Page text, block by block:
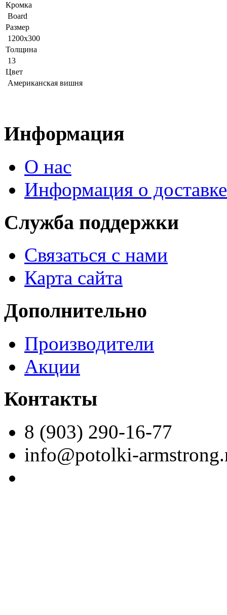
Кромка
Board
Размер
1200x300
Толщина
13
Цвет
Американская вишня
Информация
О нас
Информация о доставке
Служба поддержки
Связаться с нами
Карта сайта
Дополнительно
Производители
Акции
Контакты
8 (903) 290-16-77
info@potolki-